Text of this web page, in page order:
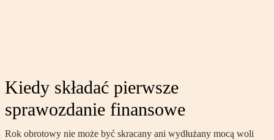
Kiedy składać pierwsze
sprawozdanie finansowe
Rok obrotowy nie może być skracany ani wydłużany mocą woli